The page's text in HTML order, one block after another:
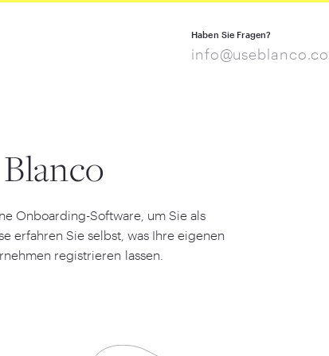
Haben Sie Fragen?
Onboarding-Software, um Sie als
erfahren Sie selbst, was Ihre eigenen
registrieren lassen.